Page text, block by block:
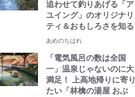
追わせて釣りあげる「ア
ユイング」のオリジナリ
ティ＆おもしろさを知る
あめのちはれ
「電気風呂の数は全国
一」温泉じゃないのに大
満足！ 上高地帰りに寄り
たい「林檎の湯屋 おぶ